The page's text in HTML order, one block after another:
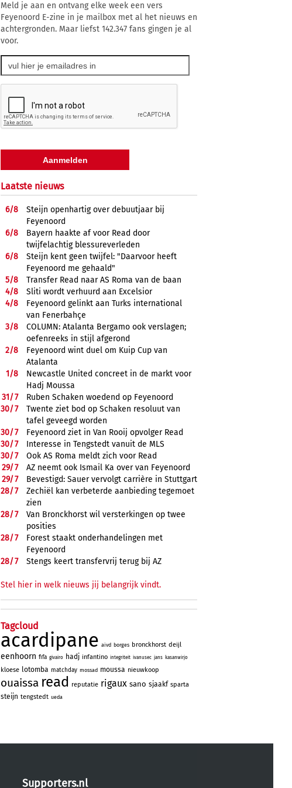
Meld je aan en ontvang elke week een vers
Feyenoord E-zine in je mailbox met al het nieuws en
achtergronden. Maar liefst 142.347 fans gingen je al
voor.
Laatste nieuws
6/8
Steijn openhartig over debuutjaar bij
Feyenoord
6/8
Bayern haakte af voor Read door
twijfelachtig blessureverleden
6/8
Steijn kent geen twijfel: "Daarvoor heeft
Feyenoord me gehaald"
5/8
Transfer Read naar AS Roma van de baan
4/8
Sliti wordt verhuurd aan Excelsior
4/8
Feyenoord gelinkt aan Turks international
van Fenerbahçe
3/8
COLUMN: Atalanta Bergamo ook verslagen;
oefenreeks in stijl afgerond
2/8
Feyenoord wint duel om Kuip Cup van
Atalanta
1/8
Newcastle United concreet in de markt voor
Hadj Moussa
31/7
Ruben Schaken woedend op Feyenoord
30/7
Twente ziet bod op Schaken resoluut van
tafel geveegd worden
30/7
Feyenoord ziet in Van Rooij opvolger Read
30/7
Interesse in Tengstedt vanuit de MLS
30/7
Ook AS Roma meldt zich voor Read
29/7
AZ neemt ook Ismail Ka over van Feyenoord
29/7
Bevestigd: Sauer vervolgt carrière in Stuttgart
28/7
Zechiël kan verbeterde aanbieding tegemoet
zien
28/7
Van Bronckhorst wil versterkingen op twee
posities
28/7
Forest staakt onderhandelingen met
Feyenoord
28/7 Stengs keert transfervrij terug bij AZ
Stel hier in welk nieuws jij belangrijk vindt.
Tagcloud
acardipane aivd borges bronckhorst deijl
eenhoorn fifa givairo hadj infantino integriteit ivanusec jans kasanwirjo
kloese lotomba matchday mossad moussa nieuwkoop
ouaissa read reputatie rigaux sano sjaakf sparta
steijn tengstedt ueda
Supporters.nl